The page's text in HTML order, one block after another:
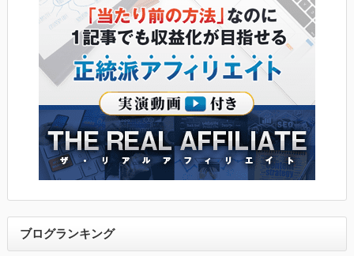
ブログランキング